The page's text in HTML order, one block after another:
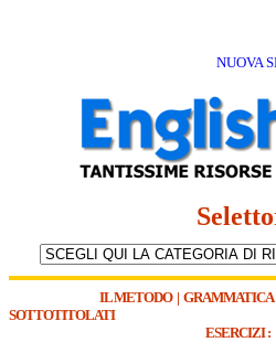
NUOVA
IL METODO| GRAMMATICA
SOTTOTITOLATI
ESERCIZI :